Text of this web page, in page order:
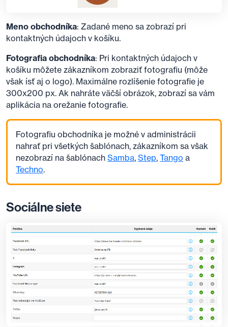
Meno obchodníka: Zadané meno sa zobrazí pri
kontaktných údajoch v košíku.
Fotografia obchodníka: Pri kontaktných údajoch v
košíku môžete zákazníkom zobraziť fotografiu (môže
však ísť aj o logo). Maximálne rozlíšenie fotografie je
300x200 px. Ak nahráte väčší obrázok, zobrazí sa vám
aplikácia na orežanie fotografie.
Fotografiu obchodníka je možné v administrácii
nahrať pri všetkých šablónach, zákazníkom sa však
nezobrazí na šablónach Samba, Step, Tango a
Techno.
Sociálne siete